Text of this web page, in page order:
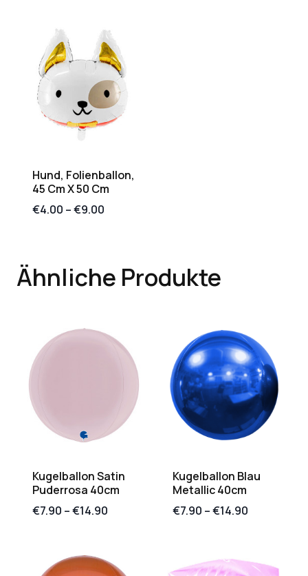
Hund, Folienballon,
45 Cm X 50 Cm
€4.00 –€9.00
Ähnliche Produkte
Kugelballon Satin
Puderrosa 40cm
€7.90 –€14.90
Kugelballon Blau
Metallic 40cm
€7.90 –€14.90